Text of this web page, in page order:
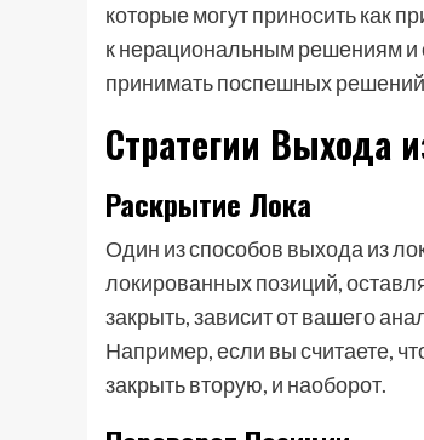
которые могут приносить как
к нерациональным решениям и
принимать поспешных
Стратегии Выхода
Раскрытие Лока
Один из способов выхода из
локированных позиций,
закрыть, зависит от вашего
Например, если вы считаете,
закрыть вторую, и наоборот.